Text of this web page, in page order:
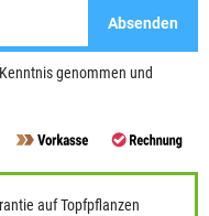
Absenden
genommen und
auf Topfpflanzen